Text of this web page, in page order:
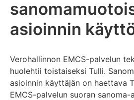
asioinnin
Verohallinnon EMCS-palvelun
huolehtii toistaiseksi Tulli.
asioinnin käyttäjän on haettava
EMCS-palvelun suoran sanoma-